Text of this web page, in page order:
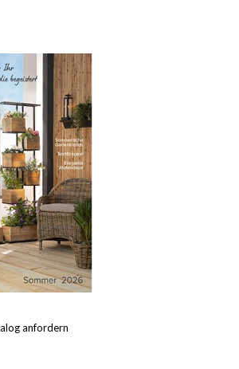
anfordern